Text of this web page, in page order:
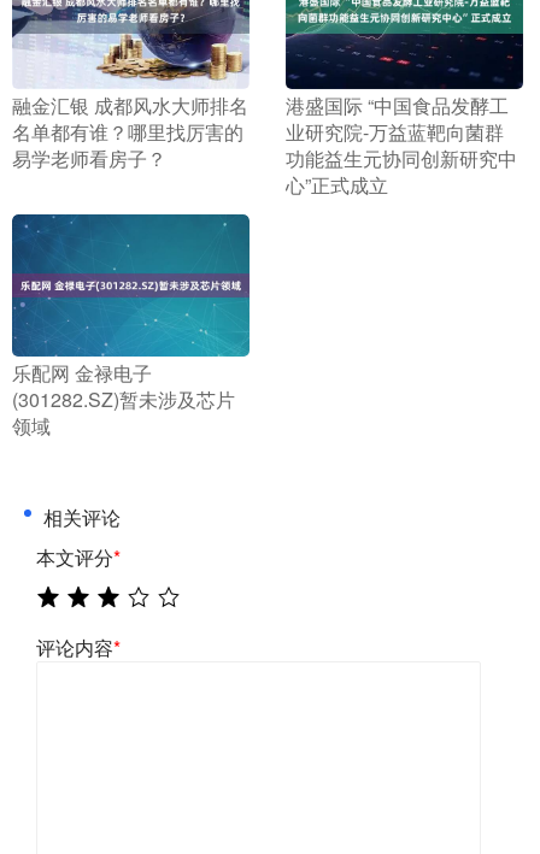
​融金汇银 成都风水大师排名
名单都有谁？哪里找厉害的
易学老师看房子？
​港盛国际 “中国食品发酵工
业研究院-万益蓝靶向菌群
功能益生元协同创新研究中
心”正式成立
​乐配网 金禄电子
(301282.SZ)暂未涉及芯片
领域
相关评论
本文评分*
评论内容*